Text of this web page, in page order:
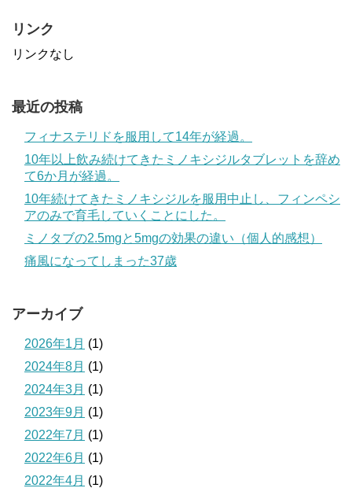
リンク
リンクなし
最近の投稿
フィナステリドを服用して14年が経過。
10年以上飲み続けてきたミノキシジルタブレットを辞め
て6か月が経過。
10年続けてきたミノキシジルを服用中止し、フィンペシ
アのみで育毛していくことにした。
ミノタブの2.5mgと5mgの効果の違い（個人的感想）
痛風になってしまった37歳
アーカイブ
2026年1月 (1)
2024年8月 (1)
2024年3月 (1)
2023年9月 (1)
2022年7月 (1)
2022年6月 (1)
2022年4月 (1)